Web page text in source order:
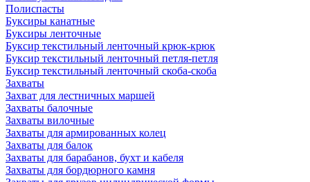
Полиспасты
Буксиры канатные
Буксиры ленточные
Буксир текстильный ленточный крюк-крюк
Буксир текстильный ленточный петля-петля
Буксир текстильный ленточный скоба-скоба
Захваты
Захват для лестничных маршей
Захваты балочные
Захваты вилочные
Захваты для армированных колец
Захваты для балок
Захваты для барабанов, бухт и кабеля
Захваты для бордюрного камня